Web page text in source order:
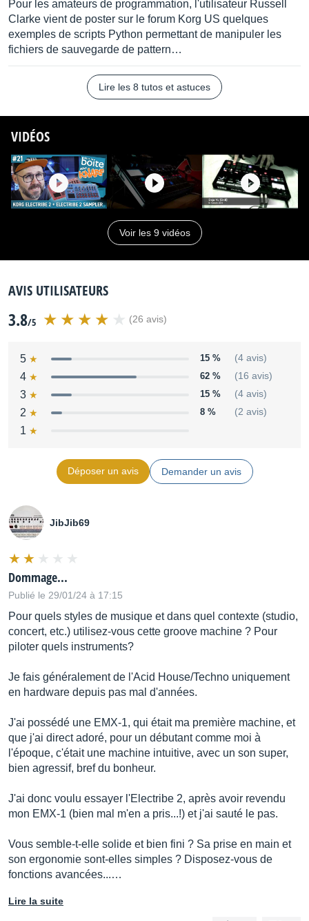
Current Consumption is less than 500 mA
Chassis
Zinc die cast
Dimensions (W x D x H)
339 mm x 189 mm x 45 mm / 13.35” x 7.44” x 1.77”
Weight
1.6 kg / 3.53 lbs
Operating temperature
0- +40℃ (non-condensing)
Ableton Live 9 Lite
Source :http://www.korg.com/us/products/dj/electribe/
Pour les amateurs de programmation, l'utilisateur Russell
Clarke vient de poster sur le forum Korg US quelques
exemples de scripts Python permettant de manipuler les
fichiers de sauvegarde de pattern…
Lire les 8 tutos et astuces
VIDÉOS
Voir les 9 vidéos
AVIS UTILISATEURS
3.8/5 (26 avis)
5 15 % (4 avis)
4 62 % (16 avis)
3 15 % (4 avis)
2 8 % (2 avis)
1
Déposer un avis Demander un avis
JibJib69
Dommage...
Publié le 29/01/24 à 17:15
Pour quels styles de musique et dans quel contexte (studio,
concert, etc.) utilisez-vous cette groove machine ? Pour
piloter quels instruments?
Je fais généralement de l'Acid House/Techno uniquement
en hardware depuis pas mal d'années.
J'ai possédé une EMX-1, qui était ma première machine, et
que j'ai direct adoré, pour un débutant comme moi à
l'époque, c'était une machine intuitive, avec un son super,
bien agressif, bref du bonheur.
J'ai donc voulu essayer l'Electribe 2, après avoir revendu
mon EMX-1 (bien mal m'en a pris...!) et j'ai sauté le pas.
Vous semble-t-elle solide et bien fini ? Sa prise en main et
son ergonomie sont-elles simples ? Disposez-vous de
fonctions avancées...…
Lire la suite